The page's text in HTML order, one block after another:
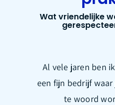
Wat vriendelijke
Al vele jaren ben
een fijn bedrijf
te woord